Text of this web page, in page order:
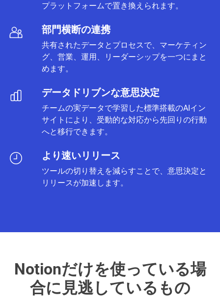
プラットフォームで置き換えられます。
部門横断の連携
共有されたデータとプロセスで、マーケティン
グ、営業、運用、リーダーシップを一つにまと
めます。
データドリブンな意思決定
チームの実データで学習した標準搭載のAIイン
サイトにより、受動的な対応から先回りの行動
へと移行できます。
より速いリリース
ツールの切り替えを減らすことで、意思決定と
リリースが加速します。
Notionだけを使っている場
合に見逃しているもの